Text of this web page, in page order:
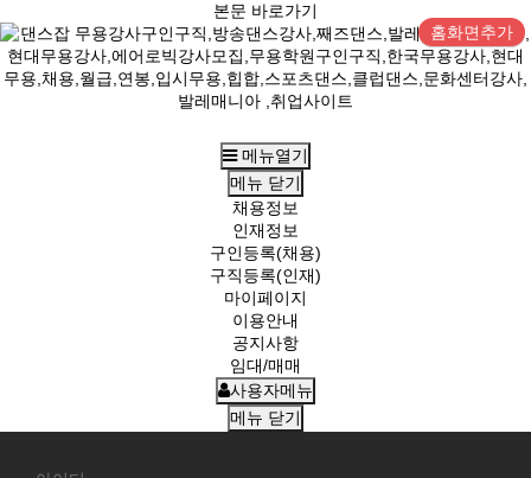
본문 바로가기
홈화면추가
메뉴열기
메뉴 닫기
채용정보
인재정보
구인등록(채용)
구직등록(인재)
마이페이지
이용안내
공지사항
임대/매매
사용자메뉴
메뉴 닫기